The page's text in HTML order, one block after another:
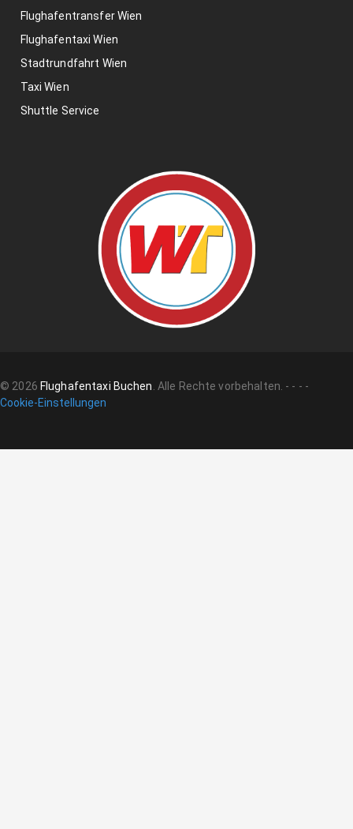
Flughafentransfer Wien
Flughafentaxi Wien
Stadtrundfahrt Wien
Taxi Wien
Shuttle Service
© 2026 Flughafentaxi Buchen. Alle Rechte vorbehalten. - - - -
Cookie-Einstellungen